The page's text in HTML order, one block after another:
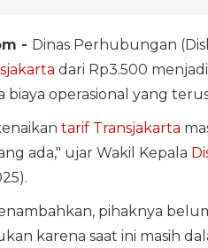
- Dinas Perhubungan
dari Rp3.500
biaya operasional yang
tarif Transjakarta
ada," ujar Wakil Kepala
pihaknya
karena saat ini masih